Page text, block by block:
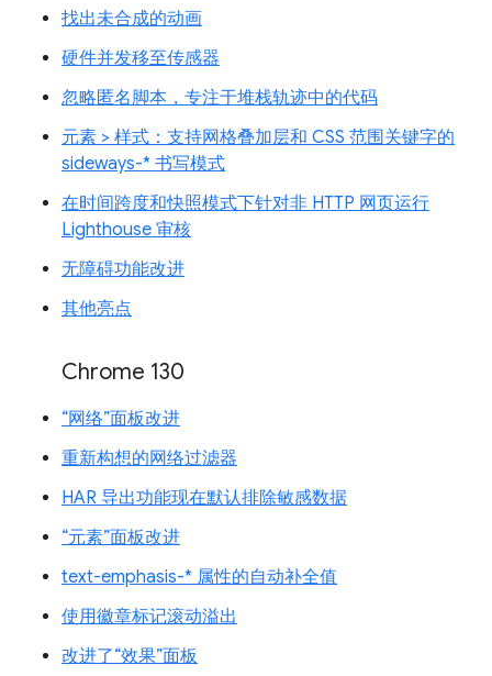
找出未合成的动画
硬件并发移至传感器
忽略匿名脚本，专注于堆栈轨迹中的代码
元素 > 样式：支持网格叠加层和 CSS 范围关键字的
sideways-* 书写模式
在时间跨度和快照模式下针对非 HTTP 网页运行
Lighthouse 审核
无障碍功能改进
其他亮点
Chrome 130
“网络”面板改进
重新构想的网络过滤器
HAR 导出功能现在默认排除敏感数据
“元素”面板改进
text-emphasis-* 属性的自动补全值
使用徽章标记滚动溢出
改进了“效果”面板